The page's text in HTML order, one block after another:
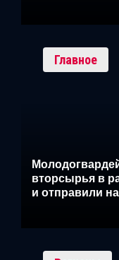
Главное
вторсырья в
и отправили